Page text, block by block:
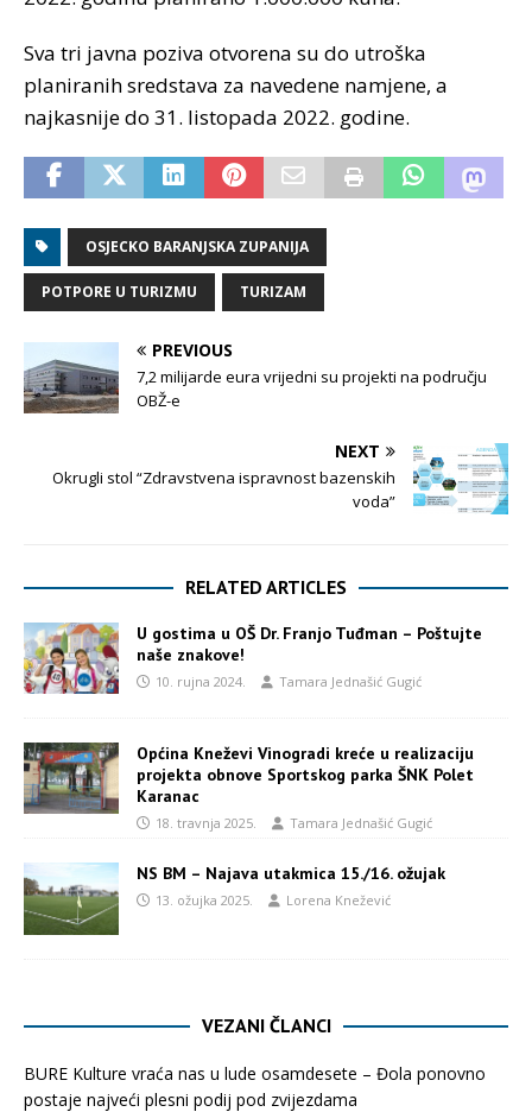
Sva tri javna poziva otvorena su do utroška
planiranih sredstava za navedene namjene, a
najkasnije do 31. listopada 2022. godine.
OSJECKO BARANJSKA ZUPANIJA
POTPORE U TURIZMU TURIZAM
PREVIOUS
7,2 milijarde eura vrijedni su projekti na području
OBŽ-e
NEXT
Okrugli stol “Zdravstvena ispravnost bazenskih
voda”
RELATED ARTICLES
U gostima u OŠ Dr. Franjo Tuđman – Poštujte
naše znakove!
10. rujna 2024. Tamara Jednašić Gugić
Općina Kneževi Vinogradi kreće u realizaciju
projekta obnove Sportskog parka ŠNK Polet
Karanac
18. travnja 2025. Tamara Jednašić Gugić
NS BM – Najava utakmica 15./16. ožujak
13. ožujka 2025. Lorena Knežević
VEZANI ČLANCI
BURE Kulture vraća nas u lude osamdesete – Đola ponovno
postaje najveći plesni podij pod zvijezdama